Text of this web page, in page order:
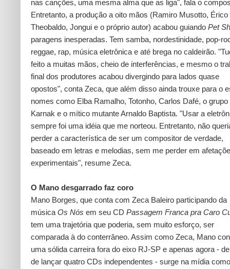
nas canções, uma mesma alma que as liga", fala o
Entretanto, a produção a oito mãos (Ramiro Musotto, Érico
Theobaldo, Jongui e o próprio autor) acabou guiando Pet
paragens inesperadas. Tem samba, nordestinidade, pop-
reggae, rap, música eletrônica e até brega no caldeirão.
feito a muitas mãos, cheio de interferências, e mesmo o
final dos produtores acabou divergindo para lados quase
opostos", conta Zeca, que além disso ainda trouxe para o
nomes como Elba Ramalho, Totonho, Carlos Dafé, o grupo
Karnak e o mítico mutante Arnaldo Baptista. "Usar a
sempre foi uma idéia que me norteou. Entretanto, não
perder a característica de ser um compositor de verdade,
baseado em letras e melodias, sem me perder em
experimentais", resume Zeca.
O Mano desgarrado faz coro
Mano Borges, que conta com Zeca Baleiro participando da
música Os Nós em seu CD Passagem Franca pra Caro
tem uma trajetória que poderia, sem muito esforço, ser
comparada à do conterrâneo. Assim como Zeca, Mano
uma sólida carreira fora do eixo RJ-SP e apenas agora -
de lançar quatro CDs independentes - surge na mídia